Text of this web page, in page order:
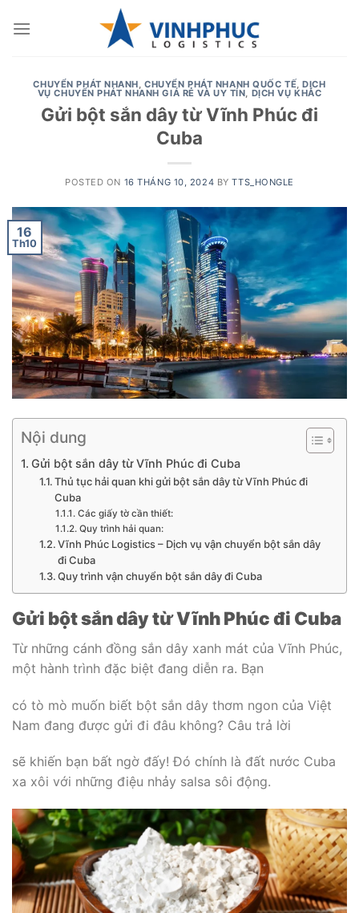
CHUYỂN PHÁT NHANH,CHUYỂN PHÁT NHANH QUỐC TẾ,DỊCH
VỤ CHUYỂN PHÁT NHANH GIÁ RẺ VÀ UY TÍN, DỊCH VỤ KHÁC
Gửi bột sắn dây từ Vĩnh Phúc đi
Cuba
POSTED ON 16 THÁNG 10, 2024 BYTTS_HONGLE
16
Th10
Nội dung
Gửi bột sắn dây từ Vĩnh Phúc đi Cuba
Thủ tục hải quan khi gửi bột sắn dây từ Vĩnh Phúc đi
Cuba
Các giấy tờ cần thiết:
Quy trình hải quan:
Vĩnh Phúc Logistics – Dịch vụ vận chuyển bột sắn dây
đi Cuba
Quy trình vận chuyển bột sắn dây đi Cuba
Gửi bột sắn dây từ Vĩnh Phúc đi Cuba
Từ những cánh đồng sắn dây xanh mát của Vĩnh Phúc,
một hành trình đặc biệt đang diễn ra. Bạn
có tò mò muốn biết bột sắn dây thơm ngon của Việt
Nam đang được gửi đi đâu không? Câu trả lời
sẽ khiến bạn bất ngờ đấy! Đó chính là đất nước Cuba
xa xôi với những điệu nhảy salsa sôi động.